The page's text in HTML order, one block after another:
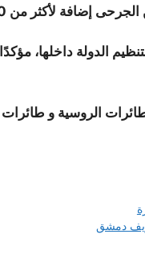
لأكثر من 30 قتيلًا”.
الدولة داخلها،
الروسية و